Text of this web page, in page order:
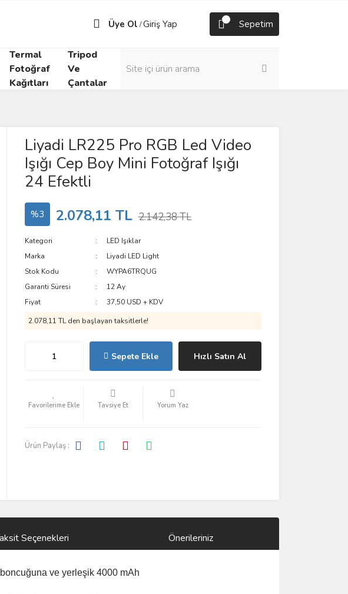
Üye Ol /Giriş Yap Sepetim
Termal
Fotoğraf
Kağıtları
Tripod
Ve
Çantalar
Liyadi LR225 Pro RGB Led Video
Işığı Cep Boy Mini Fotoğraf Işığı
24 Efektli
%3 2.078,11 TL 2.142,38 TL
Kategori
LED Işıklar
Marka
Liyadi LED Light
Stok Kodu
WYPA6TRQUG
Garanti Süresi
12 Ay
Fiyat
37,50 USD + KDV
2.078,11 TL den başlayan taksitlerle!
Sepete Ekle Hızlı Satın Al
Tavsiye Et Yorum Yaz
Ürün Paylaş :
Seçenekleri Önerileriniz
ve yerleşik 4000 mAh